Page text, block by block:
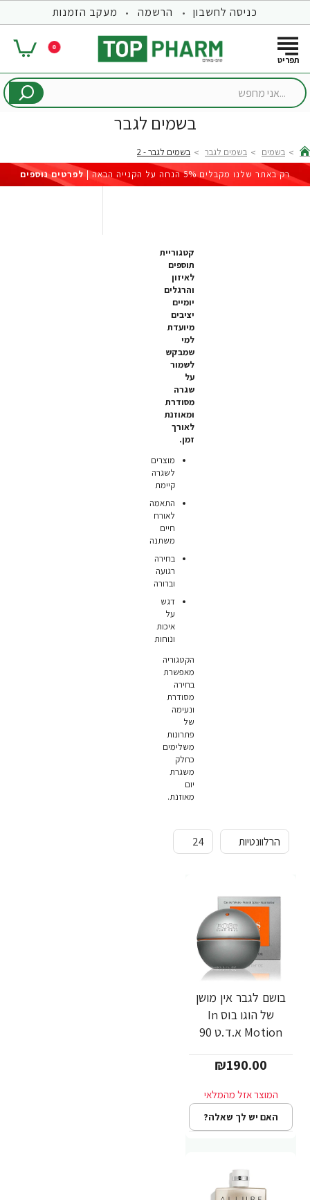
כניסה לחשבון הרשמה מעקב הזמנות
0
...אני
בשמים לגבר
home
בשמים בשמים לגבר
בשמים לגבר - 2
רק באתר שלנו מקבלים 5% הנחה על הקנייה הבאה |
לפרטים נוספים
קטגוריית
תוספים
לאיזון
והרגלים
יומיים
יציבים
מיועדת
למי
שמבקש
לשמור
על
שגרה
מסודרת
ומאוזנת
לאורך
זמן.
מוצרים
לשגרה
קיימת
התאמה
לאורח
חיים
משתנה
בחירה
רגועה
וברורה
דגש
על
איכות
ונוחות
הקטגוריה
מאפשרת
בחירה
מסודרת
ונעימה
של
פתרונות
משלימים
כחלק
משגרת
יום
מאוזנת.
בושם לגבר אין מושן
של הוגו בוס In
Motion א.ד.ט 90
Boss
₪190.00
האם יש לך שאלה?